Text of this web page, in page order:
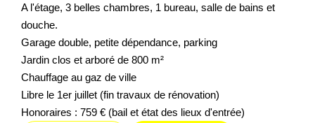
A l'étage, 3 belles chambres, 1 bureau, salle de bains et
douche.
Garage double, petite dépendance, parking
Jardin clos et arboré de 800 m²
Chauffage au gaz de ville
Libre le 1er juillet (fin travaux de rénovation)
Honoraires : 759 € (bail et état des lieux d'entrée)